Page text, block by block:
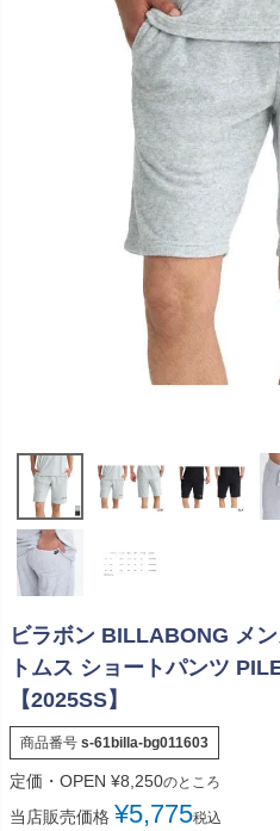
ビラボン BILLABONG メ
トムス ショートパンツ
【2025SS】
商品番号 s-61billa-bg011603
定価・OPEN ¥8,250のところ
当店販売価格 ¥5,775税込